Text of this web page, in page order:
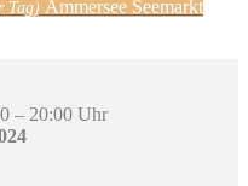
Tag) Ammersee Seemarkt
– 20:00 Uhr